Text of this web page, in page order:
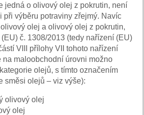
jedná o olivový olej z pokrutin, není
při výběru potraviny zřejmý. Navíc
olej a olivový olej z pokrutin,
č. 1308/2013 (tedy nařízení (EU)
VIII přílohy VII tohoto nařízení
na maloobchodní úrovni možno
olejů, s tímto označením
směsi olejů – viz výše):
olivový olej
olej